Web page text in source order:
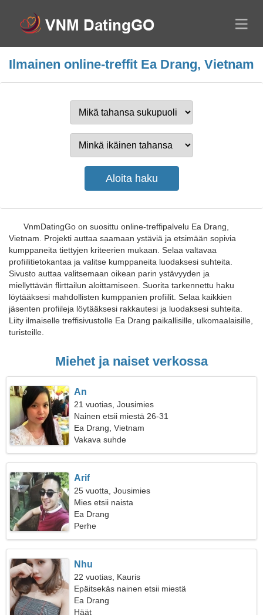
Ilmainen online-treffit Ea Drang, Vietnam
VnmDatingGo on suosittu online-treffipalvelu Ea Drang,
Vietnam. Projekti auttaa saamaan ystäviä ja etsimään sopivia
kumppaneita tiettyjen kriteerien mukaan. Selaa valtavaa
profiilitietokantaa ja valitse kumppaneita luodaksesi suhteita.
Sivusto auttaa valitsemaan oikean parin ystävyyden ja
miellyttävän flirttailun aloittamiseen. Suorita tarkennettu haku
löytääksesi mahdollisten kumppanien profiilit. Selaa kaikkien
jäsenten profiileja löytääksesi rakkautesi ja luodaksesi suhteita.
Liity ilmaiselle treffisivustolle Ea Drang paikallisille, ulkomaalaisille,
turisteille.
Miehet ja naiset verkossa
An
21 vuotias, Jousimies
Nainen etsii miestä 26-31
Ea Drang, Vietnam
Vakava suhde
Arif
25 vuotta, Jousimies
Mies etsii naista
Ea Drang
Perhe
Nhu
22 vuotias, Kauris
Epäitsekäs nainen etsii miestä
Ea Drang
Häät